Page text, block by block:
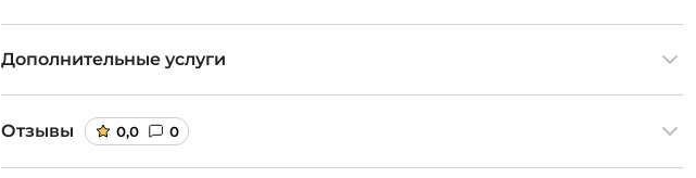
Дополнительные услуги
Отзывы 0,0 0